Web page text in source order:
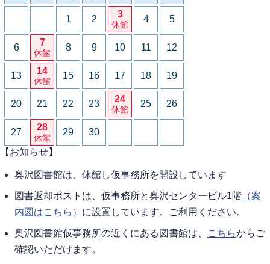
1 2 3
休館
4 5
6 7
休館
8 9 10 11 12
13 14
休館
15 16 17 18 19
20 21 22 23 24
休館
25 26
27 28
休館
29
30
【お知らせ】
奥沢図書館は、休館し仮事務所を開設しています
図書返却ポストは、仮事務所と奥沢センタービル1階 （案
内図はこちら） に設置しています。ご利用ください。
奥沢図書館仮事務所の近くにある図書館は、 こちらからご
確認いただけます。